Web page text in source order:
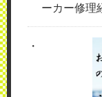
ーカー修理